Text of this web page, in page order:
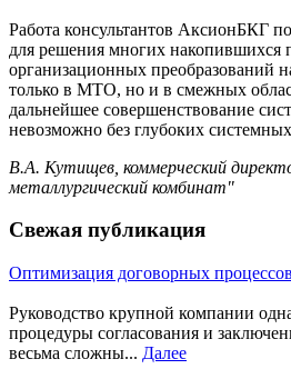
Работа консультантов АксионБКГ
для решения многих накопившихся
организационных преобразований
только в МТО, но и в смежных
дальнейшее совершенствование
невозможно без глубоких
В.А. Кутищев, коммерческий
металлургический комбинат"
Свежая публикация
Оптимизация договорных
Руководство крупной компании
процедуры согласования и
весьма сложны... Далее